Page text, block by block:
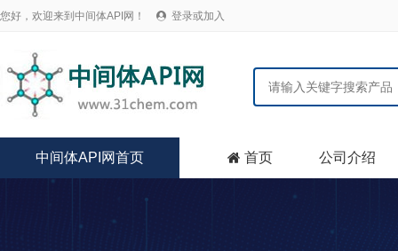
您好，欢迎来到中间体API网！  登录或加入
中间体API网首页  首页 公司介绍